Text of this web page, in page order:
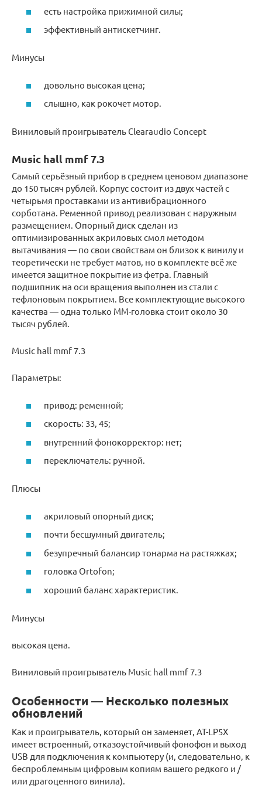
есть настройка прижимной силы;
эффективный антискетчинг.
Минусы
довольно высокая цена;
слышно, как рокочет мотор.
Виниловый проигрыватель Clearaudio Concept
Music hall mmf 7.3
Самый серьёзный прибор в среднем ценовом диапазоне
до 150 тысяч рублей. Корпус состоит из двух частей с
четырьмя проставками из антивибрационного
сорботана. Ременной привод реализован с наружным
размещением. Опорный диск сделан из
оптимизированных акриловых смол методом
вытачивания — по свои свойствам он близок к винилу и
теоретически не требует матов, но в комплекте всё же
имеется защитное покрытие из фетра. Главный
подшипник на оси вращения выполнен из стали с
тефлоновым покрытием. Все комплектующие высокого
качества — одна только ММ-головка стоит около 30
тысяч рублей.
Music hall mmf 7.3
Параметры:
привод: ременной;
скорость: 33, 45;
внутренний фонокорректор: нет;
переключатель: ручной.
Плюсы
акриловый опорный диск;
почти бесшумный двигатель;
безупречный балансир тонарма на растяжках;
головка Ortofon;
хороший баланс характеристик.
Минусы
высокая цена.
Виниловый проигрыватель Music hall mmf 7.3
Особенности — Несколько полезных
обновлений
Как и проигрыватель, который он заменяет, AT-LP5X
имеет встроенный, отказоустойчивый фонофон и выход
USB для подключения к компьютеру (и, следовательно, к
беспроблемным цифровым копиям вашего редкого и /
или драгоценного винила).